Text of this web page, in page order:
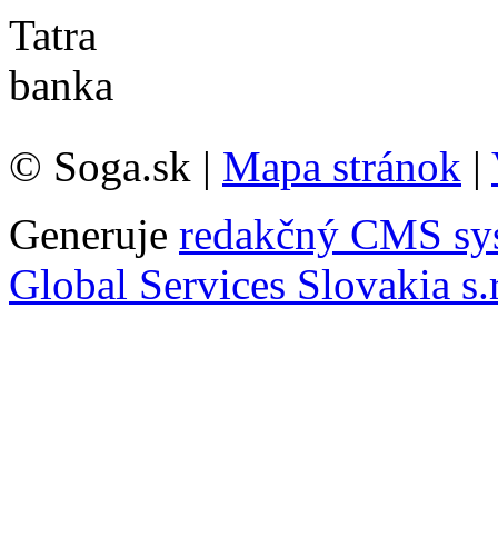
© Soga.sk | Mapa stránok |
Generuje redakčný CMS
Global Services Slovakia